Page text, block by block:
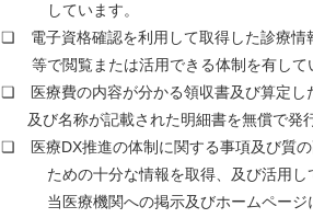
しています。
❏ 電子資格確認を利用して取得した診療情
等で閲覧または活用できる体制を有して
❏ 医療費の内容が分かる領収書及び算定し
及び名称が記載された明細書を無償で発行
❏ 医療DX推進の体制に関する事項及び質の
ための十分な情報を取得、及び活用し
当医療機関への掲示及びホームページに